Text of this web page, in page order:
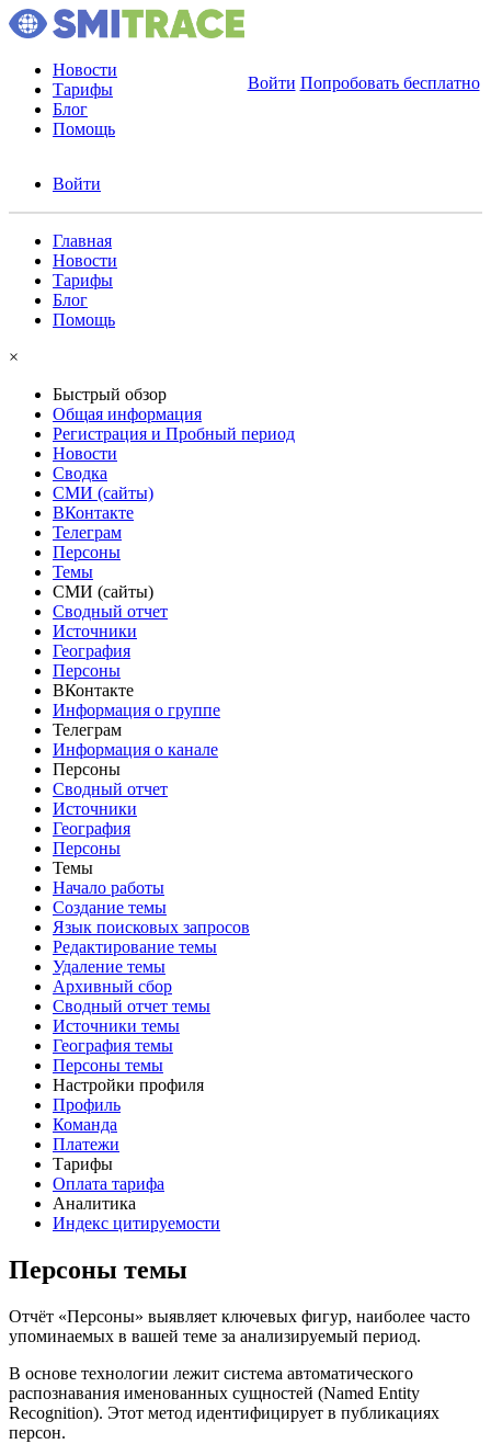
Новости
Тарифы
Блог
Помощь
Войти Попробовать бесплатно
Войти
Главная
Новости
Тарифы
Блог
Помощь
×
Быстрый обзор
Общая информация
Регистрация и Пробный период
Новости
Сводка
СМИ (сайты)
ВКонтакте
Телеграм
Персоны
Темы
СМИ (сайты)
Сводный отчет
Источники
География
Персоны
ВКонтакте
Информация о группе
Телеграм
Информация о канале
Персоны
Сводный отчет
Источники
География
Персоны
Темы
Начало работы
Создание темы
Язык поисковых запросов
Редактирование темы
Удаление темы
Архивный сбор
Сводный отчет темы
Источники темы
География темы
Персоны темы
Настройки профиля
Профиль
Команда
Платежи
Тарифы
Оплата тарифа
Аналитика
Индекс цитируемости
Персоны темы
Отчёт «Персоны» выявляет ключевых фигур, наиболее часто
упоминаемых в вашей теме за анализируемый период.
В основе технологии лежит система автоматического
распознавания именованных сущностей (Named Entity
Recognition). Этот метод идентифицирует в публикациях
персон.